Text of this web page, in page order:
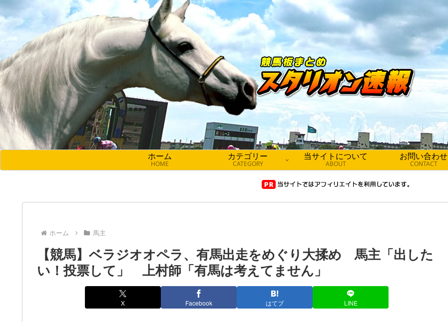
ホーム
HOME
カテゴリー
CATEGORY
当サイトについて
ABOUT
お問い合わせ
CONTACT
ホーム 馬主
【競馬】ベラジオオペラ、有馬出走をめぐり大揉め 馬主「出した
い！投票して」 上村師「有馬は考えてません」
X Facebook はてブ LINE